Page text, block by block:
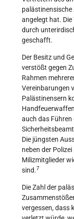
angelegt hat.
durch
geschafft.
Der Besitz und
verstößt gegen
Rahmen
Vereinbarungen
Palästinensern
auch das Führen
Die jüngsten
neben der
Milizmitglieder
sind.7
Die Zahl der
vergessen, dass